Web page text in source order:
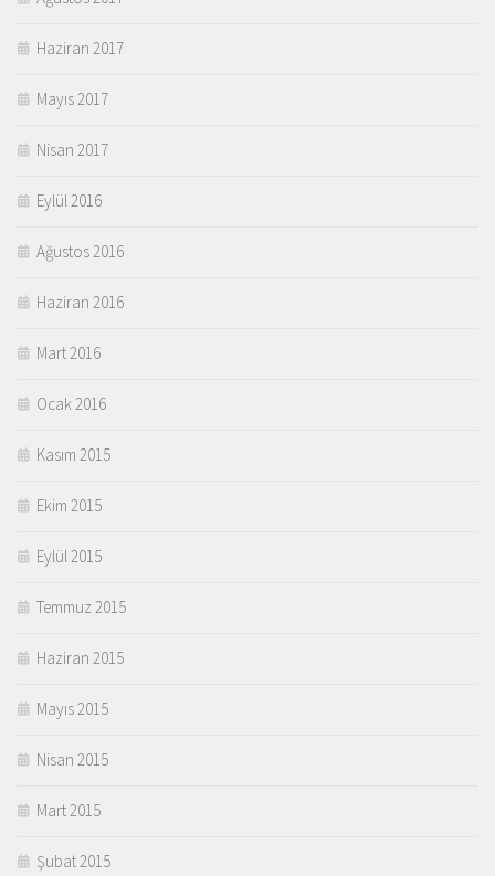
Haziran 2017
Mayıs 2017
Nisan 2017
Eylül 2016
Ağustos 2016
Haziran 2016
Mart 2016
Ocak 2016
Kasım 2015
Ekim 2015
Eylül 2015
Temmuz 2015
Haziran 2015
Mayıs 2015
Nisan 2015
Mart 2015
Şubat 2015